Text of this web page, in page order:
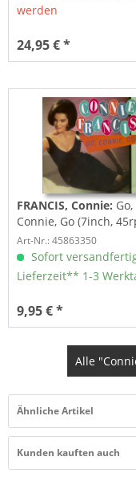
werden
24,95 € *
FRANCIS, Connie: Go,
Connie, Go (7inch,
BC, PS)
Art-Nr.: 45863350
Sofort
Lieferzeit** 1-3
9,95 € *
Alle
Ähnliche Artikel
Kunden kauften auch